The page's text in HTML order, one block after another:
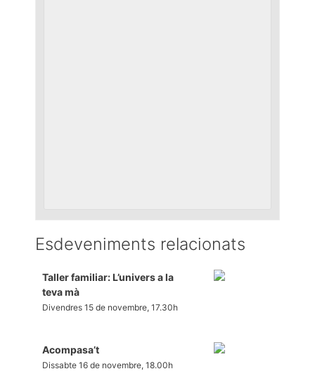
Esdeveniments relacionats
Taller familiar: L’univers a la
teva mà
Divendres 15 de novembre, 17.30h
Acompasa’t
Dissabte 16 de novembre, 18.00h